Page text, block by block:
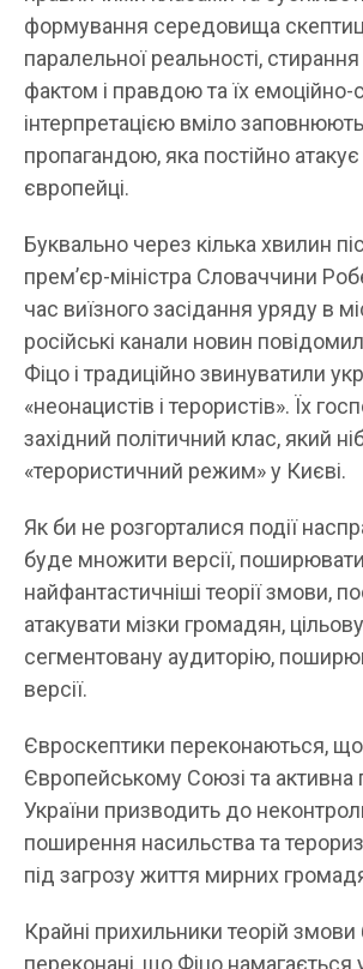
формування середовища
паралельної реальності,
фактом і правдою та їх емоційно-
інтерпретацією вміло
пропагандою, яка постійно
європейці.
Буквально через кілька хвилин
прем’єр-міністра Словаччини
час виїзного засідання уряду в
російські канали новин
Фіцо і традиційно звинуватили
«неонацистів і терористів». Їх
західний політичний клас, який
«терористичний режим» у Києві.
Як би не розгорталися події
буде множити версії, поширювати
найфантастичніші теорії змови,
атакувати мізки громадян,
сегментовану аудиторію,
версії.
Євроскептики переконаються,
Європейському Союзі та активна
України призводить до
поширення насильства та
під загрозу життя мирних
Крайні прихильники теорій змови
переконані, що Фіцо намагається